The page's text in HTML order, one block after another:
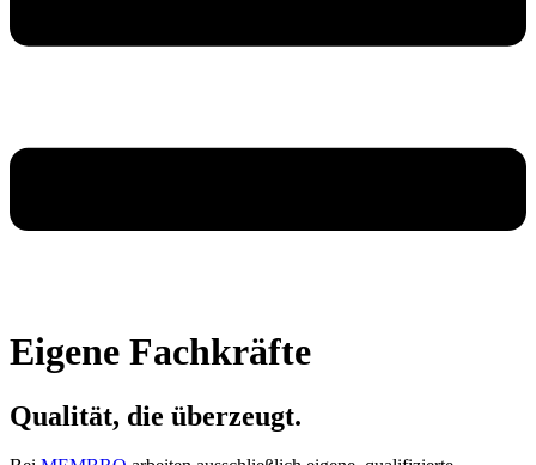
Eigene Fachkräfte
Qualität, die überzeugt.